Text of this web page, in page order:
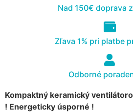
Nad 150€ doprava
Zľava 1% pri platbe
Odborné
Kompaktný keramický
! Energeticky úsporné !